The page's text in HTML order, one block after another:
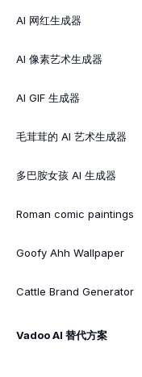
AI 网红生成器
AI 像素艺术生成器
AI GIF 生成器
毛茸茸的 AI 艺术生成器
多巴胺女孩 AI 生成器
Roman comic paintings
Goofy Ahh Wallpaper
Cattle Brand Generator
Vadoo AI 替代方案